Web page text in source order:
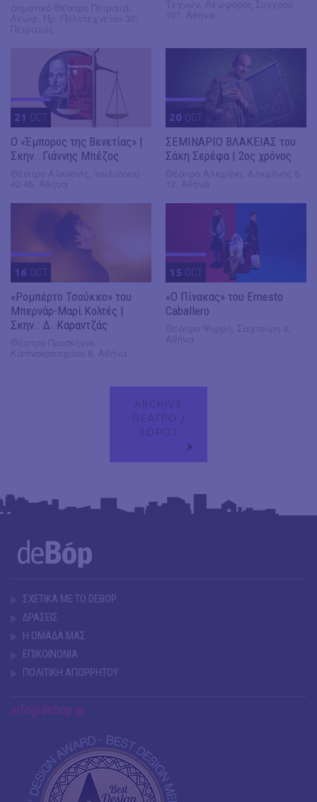
21 OCT
Ο «Έμπορος της Βενετίας» |
Σκην.: Γιάννης Μπέζος
20 OCT
ΣΕΜΙΝΑΡΙΟ ΒΛΑΚΕΙΑΣ του
Σάκη Σερέφα | 2ος χρόνος
16 OCT
«Ρομπέρτο Τσούκκο» του
Μπερνάρ-Μαρί Κολτές |
Σκην.: Δ. Καραντζάς
15 OCT
«Ο Πίνακας» του Ernesto
Caballero
ARCHIVE
ΘΕΑΤΡΟ /
ΧΟΡΟΣ
ΣΧΕΤΙΚΑ ΜΕ ΤΟ DEBOP
ΔΡΑΣΕΙΣ
Η ΟΜΑΔΑ ΜΑΣ
ΕΠΙΚΟΙΝΩΝΙΑ
ΠΟΛΙΤΙΚΗ ΑΠΟΡΡΗΤΟΥ
info@debop.gr